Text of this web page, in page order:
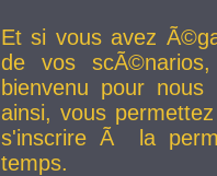
Et si vous avez
de vos
bienvenu pour
ainsi, vous
s'inscrire Ã la
temps.